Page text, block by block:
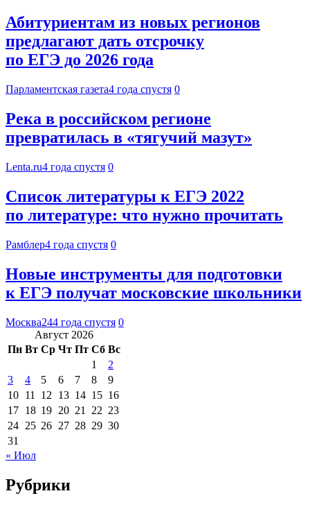
Абитуриентам из новых регионов
предлагают дать отсрочку
по ЕГЭ до 2026 года
Парламентская газета4 года спустя 0
Река в российском регионе
превратилась в «тягучий мазут»
Lenta.ru4 года спустя 0
Список литературы к ЕГЭ 2022
по литературе: что нужно прочитать
Рамблер4 года спустя 0
Новые инструменты для подготовки
к ЕГЭ получат московские школьники
Москва244 года спустя 0
Август 2026
Пн Вт Ср Чт Пт Сб Вс
1
2
3
4 5 6 7 8
9
10 11 12 13 14 15 16
17 18 19 20 21 22 23
24 25 26 27 28 29 30
31
« Июл
Рубрики